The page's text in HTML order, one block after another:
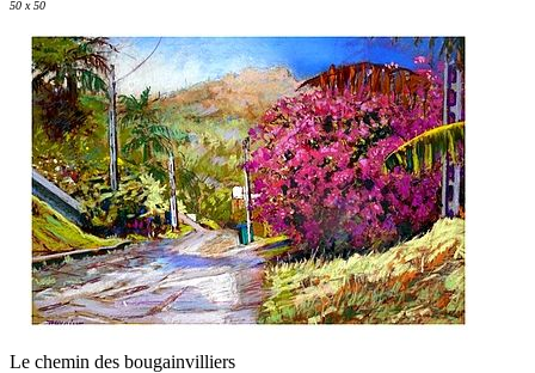
50 x 50
Le chemin des bougainvilliers